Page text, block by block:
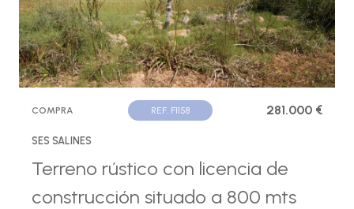
COMPRA REF. F1158 281.000 €
SES SALINES
Terreno rústico con licencia de
construcción situado a 800 mts